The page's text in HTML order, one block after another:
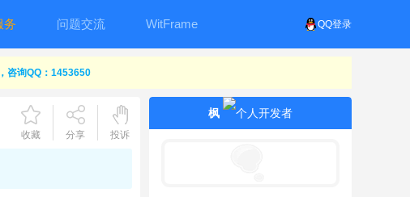
QQ登录
务 问题交流 WitFrame
咨询QQ：1453650
枫
收藏 分享 投诉